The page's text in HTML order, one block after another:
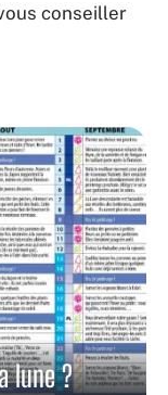
conseiller
lune ?